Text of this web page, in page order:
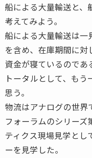
船による大量輸送と、
考えてみよう。
船による大量輸送は一
を含め、在庫期間に対
資金が寝ているのであ
トータルとして、も
思う。
物流はアナログの世界
フォーラムのシリーズ
ティクス現場見学とし
ーを見学した。